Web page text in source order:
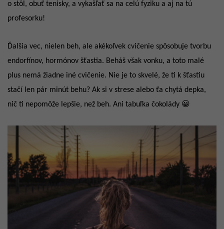
o stôl, obuť tenisky, a vykašľať sa na celú fyziku a aj na tú
profesorku!
Ďalšia vec, nielen beh, ale akékoľvek cvičenie spôsobuje tvorbu
endorfínov, hormónov šťastia. Beháš však vonku, a toto malé
plus nemá žiadne iné cvičenie. Nie je to skvelé, že ti k šťastiu
stačí len pár minút behu? Ak si v strese alebo ťa chytá depka,
nič ti nepomôže lepšie, než beh. Ani tabuľka čokolády 😀